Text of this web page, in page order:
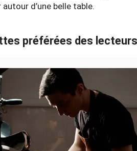
d’une belle table.
préférées des lecteurs